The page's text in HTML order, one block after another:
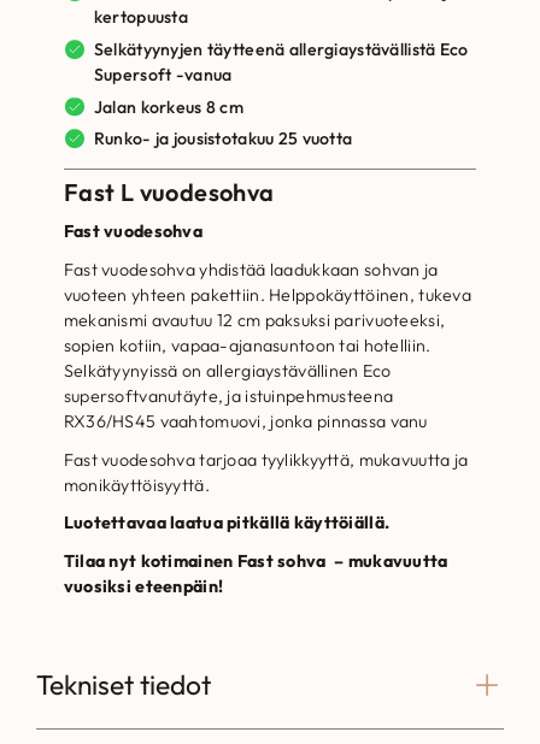
kertopuusta
Selkätyynyjen täytteenä allergiaystävällistä Eco
Supersoft -vanua
Jalan korkeus 8 cm
Runko- ja jousistotakuu 25 vuotta
Fast L vuodesohva
Fast vuodesohva
Fast vuodesohva yhdistää laadukkaan sohvan ja
vuoteen yhteen pakettiin. Helppokäyttöinen, tukeva
mekanismi avautuu 12 cm paksuksi parivuoteeksi,
sopien kotiin, vapaa-ajanasuntoon tai hotelliin.
Selkätyynyissä on allergiaystävällinen Eco
supersoftvanutäyte, ja istuinpehmusteena
RX36/HS45 vaahtomuovi, jonka pinnassa vanu
Fast vuodesohva tarjoaa tyylikkyyttä, mukavuutta ja
monikäyttöisyyttä.
Luotettavaa laatua pitkällä käyttöiällä.
Tilaa nyt kotimainen Fast sohva – mukavuutta
vuosiksi eteenpäin!
Tekniset tiedot